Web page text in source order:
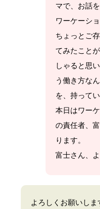
マで、お話
ワーケーシ
ちょっとご
てみたこと
しゃると思
う働き方な
を、持って
本日はワー
の責任者、
ります。
富士さん、
よろしくお願いしま